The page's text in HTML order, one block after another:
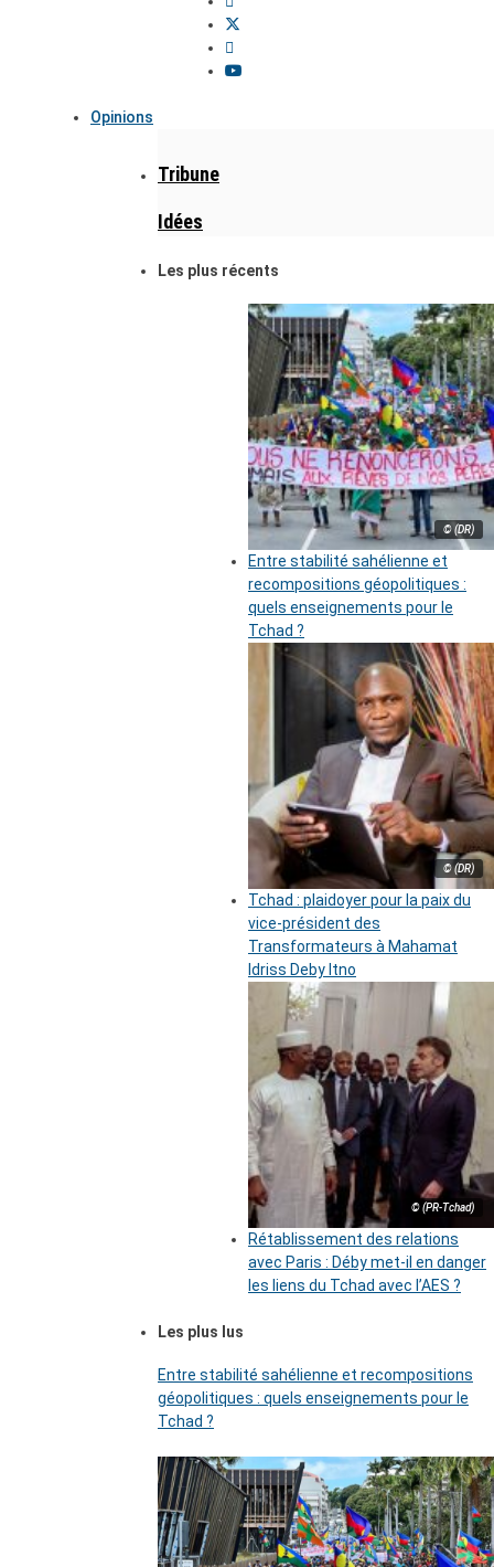
Opinions
Tribune
Idées
Les plus récents
© (DR)
Entre stabilité sahélienne et
recompositions géopolitiques :
quels enseignements pour le
Tchad ?
© (DR)
Tchad : plaidoyer pour la paix du
vice-président des
Transformateurs à Mahamat
Idriss Deby Itno
© (PR-Tchad)
Rétablissement des relations
avec Paris : Déby met-il en danger
les liens du Tchad avec l’AES ?
Les plus lus
Entre stabilité sahélienne et recompositions
géopolitiques : quels enseignements pour le
Tchad ?